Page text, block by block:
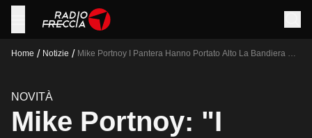
Home / Notizie / Mike Portnoy I Pantera Hanno Portato Alto La Bandiera Del
NOVITÀ
Mike Portnoy: "I